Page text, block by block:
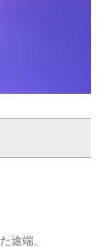
途端、